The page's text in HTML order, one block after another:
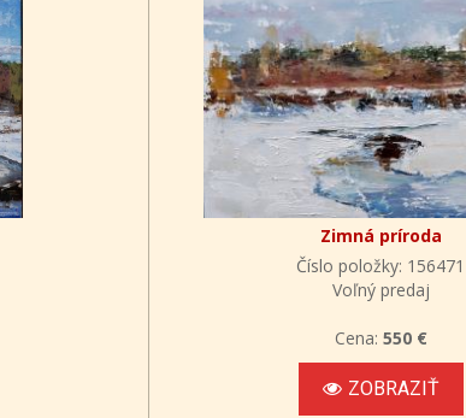
Zimná príroda
Číslo položky: 156471
Voľný predaj
Cena: 550 €
ZOBRAZIŤ